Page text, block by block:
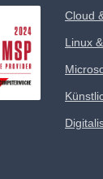
Cloud
Linux